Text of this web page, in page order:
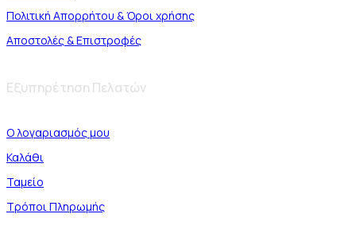
Πολιτική Απορρήτου & Όροι χρήσης
Αποστολές & Επιστροφές
Εξυπηρέτηση Πελατών
Ο λογαριασμός μου
Καλάθι
Ταμείο
Τρόποι Πληρωμής